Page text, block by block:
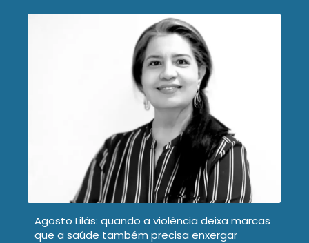
Agosto Lilás: quando a violência deixa marcas
que a saúde também precisa enxergar